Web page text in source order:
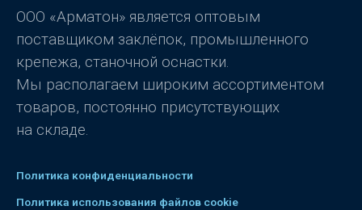
ООО «Арматон» является оптовым
поставщиком заклёпок, промышленного
крепежа, станочной оснастки.
Мы располагаем широким ассортиментом
товаров, постоянно присутствующих
на складе.
Политика конфиденциальности
Политика использования файлов cookie